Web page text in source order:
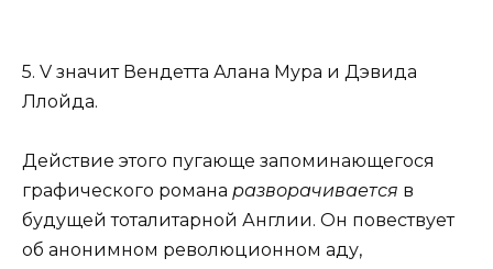
5. V значит Вендетта Алана Мура и Дэвида
Ллойда.
Действие этого пугающе запоминающегося
графического романа разворачивается в
будущей тоталитарной Англии. Он повествует
об анонимном революционном аду,